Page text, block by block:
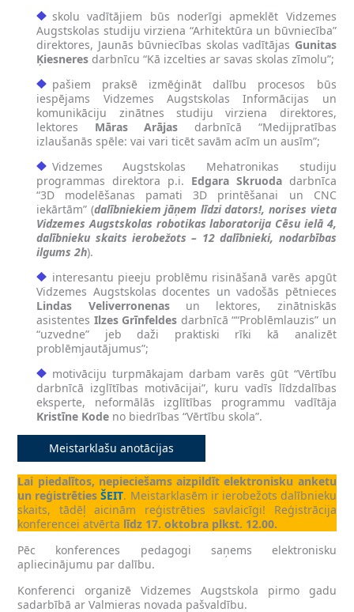
skolu vadītājiem būs noderīgi apmeklēt Vidzemes
Augstskolas studiju virziena “Arhitektūra un būvniecība”
direktores, Jaunās būvniecības skolas vadītājas Gunitas
Ķiesneres darbnīcu “Kā izcelties ar savas skolas zīmolu”;
pašiem praksē izmēģināt dalību procesos būs
iespējams Vidzemes Augstskolas Informācijas un
komunikāciju zinātnes studiju virziena direktores,
lektores Māras Arājas darbnīcā “Medijpratības
izlaušanās spēle: vai vari ticēt savām acīm un ausīm”;
Vidzemes Augstskolas Mehatronikas studiju
programmas direktora p.i. Edgara Skruodadarbnīca
“3D modelēšanas pamati 3D printēšanai un CNC
iekārtām” (dalībniekiem jāņem līdzi dators!, norises vieta
Vidzemes Augstskolas robotikas laboratorija Cēsu ielā 4,
dalībnieku skaits ierobežots – 12 dalībnieki, nodarbības
ilgums 2h).
interesantu pieeju problēmu risināšanā varēs apgūt
Vidzemes Augstskolas docentes un vadošās pētnieces
Lindas Veliverronenasun lektores, zinātniskās
asistentes Ilzes Grīnfeldes darbnīcā ““Problēmlauzis” un
“uzvedne” jeb daži praktiski rīki kā analizēt
problēmjautājumus”;
motivāciju turpmākajam darbam varēs gūt “Vērtību
darbnīcā izglītības motivācijai”, kuru vadīs līdzdalības
eksperte, neformālās izglītības programmu vadītāja
Kristīne Kode no biedrības “Vērtību skola”.
Meistarklašu anotācijas
Lai piedalītos, nepieciešams aizpildīt elektronisku anketu
un reģistrētiesŠEIT. Meistarklasēm ir ierobežots dalībnieku
skaits, tādēļ aicinām reģistrēties savlaicīgi! Reģistrācija
konferencei atvērta līdz 17. oktobra plkst. 12.00.
Pēc konferences pedagogi saņems elektronisku
apliecinājumu par dalību.
Konferenci organizē Vidzemes Augstskola pirmo gadu
sadarbībā ar Valmieras novada pašvaldību.